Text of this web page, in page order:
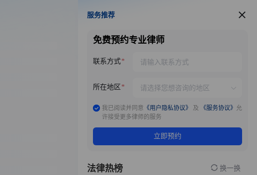
服务推荐
服务推荐
免费预约专业律师
联系方式
所在地区
我已阅读并同意 《用户隐私协议》 及 《服务协议》 允
许接受更多律师的服务
立即预约
法律热榜 换一换